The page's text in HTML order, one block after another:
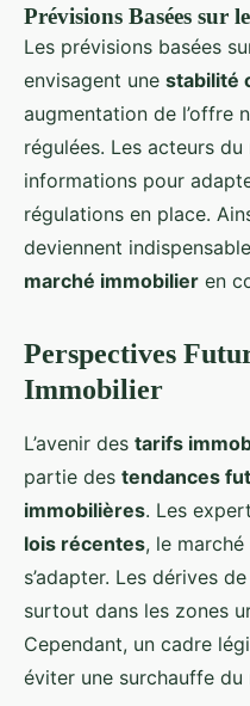
Prévisions Basées sur
Les prévisions basées
envisagent une stabilité
augmentation de l’offre
régulées. Les acteurs
informations pour
régulations en place.
deviennent
marché immobilier en
Perspectives
Immobilier
L’avenir des tarifs
partie des tendances
immobilières. Les
lois récentes, le
s’adapter. Les dérives
surtout dans les zones
Cependant, un cadre
éviter une surchauffe du